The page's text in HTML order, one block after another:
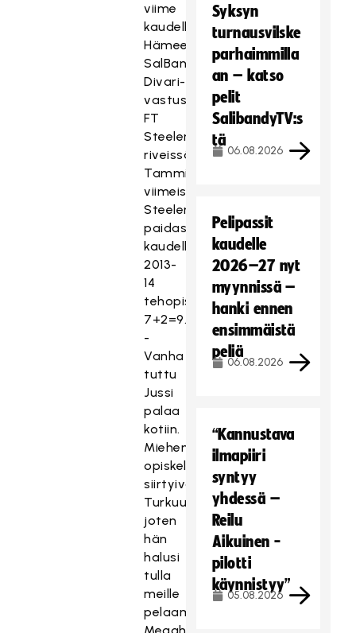
viime
kaudella
Hämeenlinnassa,
SalBan
Divari-
vastustaja
FT
Steelersin
riveissä.
Tammi
viimeisteli
Steelers-
paidassa
kaudella
2013-
14
tehopisteet
7+2=9.
-
Vanha
tuttu
Jussi
palaa
kotiin.
Miehen
opiskelut
siirtyivät
Turkuun,
joten
hän
halusi
tulla
meille
pelaamaan.
Syksyn
turnausvilske
parhaimmilla
an – katso
pelit
SalibandyTV:s
tä
06.08.2026
Pelipassit
kaudelle
2026–27 nyt
myynnissä –
hanki ennen
ensimmäistä
peliä
06.08.2026
“Kannustava
ilmapiiri
syntyy
yhdessä –
Reilu
Aikuinen -
pilotti
käynnistyy”
05.08.2026